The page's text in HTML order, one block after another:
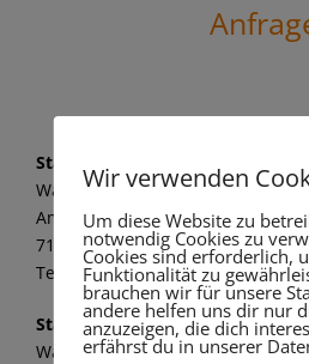
Standort Marbach
Wandaa GmbH
Am alten Kraftwerk 1
71672 Marbach a. N.
Tel.: 07144 8062 149
Standort Bergheim
Wandaa GmbH
Wir verwenden
Um diese Website zu
notwendig Cookies zu
Cookies sind erforderlich,
Funktionalität zu
brauchen wir für unsere
andere helfen uns dir nur
anzuzeigen, die dich
erfährst du in unserer